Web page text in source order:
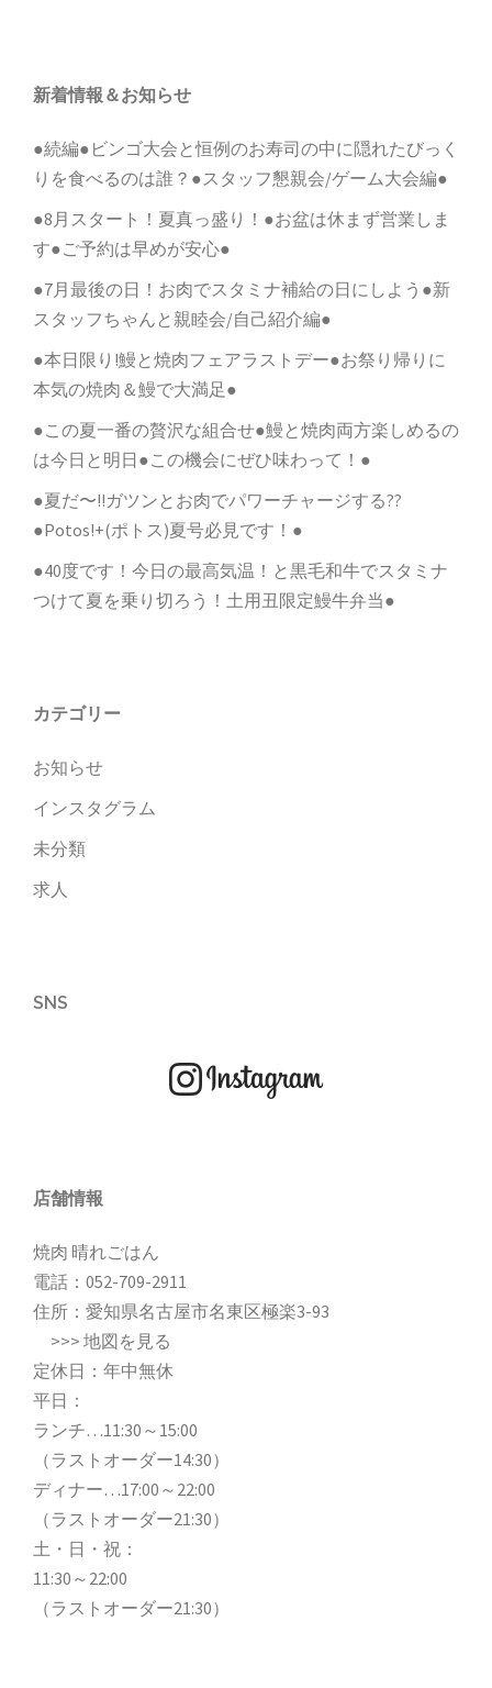
新着情報＆お知らせ
●続編●ビンゴ大会と恒例のお寿司の中に隠れたびっく
りを食べるのは誰？●スタッフ懇親会/ゲーム大会編●
●8月スタート！夏真っ盛り！●お盆は休まず営業しま
す●ご予約は早めが安心●
●7月最後の日！お肉でスタミナ補給の日にしよう●新
スタッフちゃんと親睦会/自己紹介編●
●本日限り!鰻と焼肉フェアラストデー●お祭り帰りに
本気の焼肉＆鰻で大満足●
●この夏一番の贅沢な組合せ●鰻と焼肉両方楽しめるの
は今日と明日●この機会にぜひ味わって！●
●夏だ〜!!ガツンとお肉でパワーチャージする??
●Potos!+(ポトス)夏号必見です！●
●40度です！今日の最高気温！と黒毛和牛でスタミナ
つけて夏を乗り切ろう！土用丑限定鰻牛弁当●
カテゴリー
お知らせ
インスタグラム
未分類
求人
SNS
店舗情報
焼肉 晴れごはん
電話： 052-709-2911
住所：愛知県名古屋市名東区極楽3-93
>>> 地図を見る
定休日：年中無休
平日：
ランチ…11:30～15:00
（ラストオーダー14:30）
ディナー…17:00～22:00
（ラストオーダー21:30）
土・日・祝：
11:30～22:00
（ラストオーダー21:30）